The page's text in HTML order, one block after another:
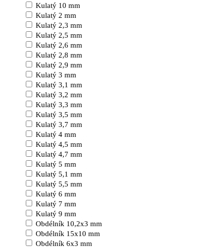
Kulatý 10 mm
Kulatý 2 mm
Kulatý 2,3 mm
Kulatý 2,5 mm
Kulatý 2,6 mm
Kulatý 2,8 mm
Kulatý 2,9 mm
Kulatý 3 mm
Kulatý 3,1 mm
Kulatý 3,2 mm
Kulatý 3,3 mm
Kulatý 3,5 mm
Kulatý 3,7 mm
Kulatý 4 mm
Kulatý 4,5 mm
Kulatý 4,7 mm
Kulatý 5 mm
Kulatý 5,1 mm
Kulatý 5,5 mm
Kulatý 6 mm
Kulatý 7 mm
Kulatý 9 mm
Obdélník 10,2x3 mm
Obdélník 15x10 mm
Obdélník 6x3 mm